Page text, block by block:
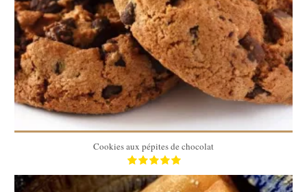
Cookies aux pépites de chocolat